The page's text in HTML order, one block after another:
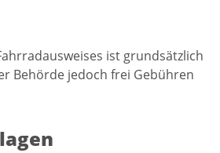
ist grundsätzlich
Behörde jedoch frei Gebühren